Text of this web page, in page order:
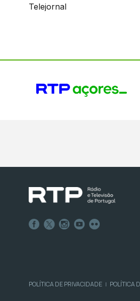
Telejornal
POLÍTICA DE PRIVACIDADE | POLÍTICA